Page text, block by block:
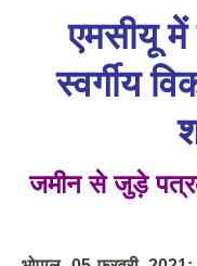
एमसीयू
स्वर्गीय
जमीन से जुड़े